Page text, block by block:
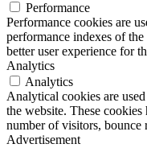
Performance
Performance cookies are
performance indexes of
better user experience for
Analytics
Analytics
Analytical cookies are
the website. These
number of visitors, bounce
Advertisement